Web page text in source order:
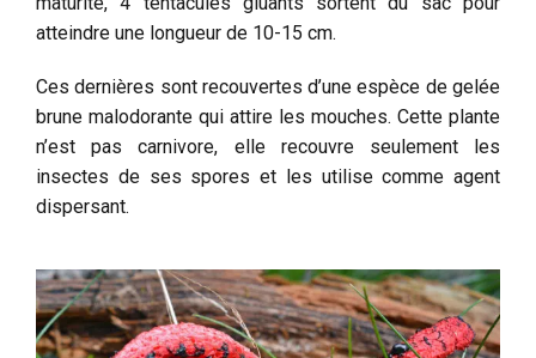
atteindre une longueur de 10-15 cm.
Ces dernières sont recouvertes d’une espèce de gelée
brune malodorante qui attire les mouches. Cette plante
n’est pas carnivore, elle recouvre seulement les
insectes de ses spores et les utilise comme agent
dispersant.